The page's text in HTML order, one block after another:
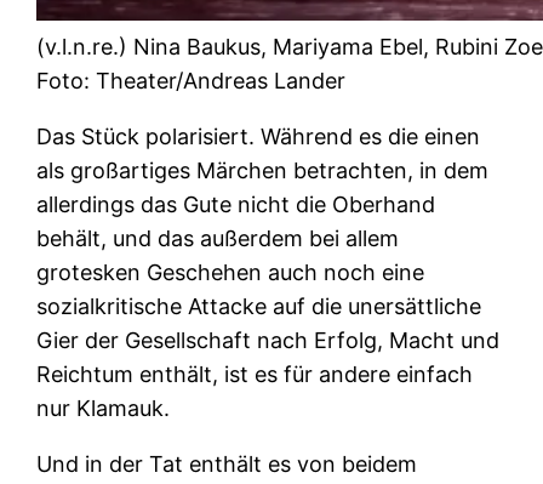
(v.l.n.re.) Nina Baukus, Mariyama Ebel, Rubini
Foto: Theater/Andreas Lander
Das Stück polarisiert. Während es die einen
als großartiges Märchen betrachten, in dem
allerdings das Gute nicht die Oberhand
behält, und das außerdem bei allem
grotesken Geschehen auch noch eine
sozialkritische Attacke auf die unersättliche
Gier der Gesellschaft nach Erfolg, Macht und
Reichtum enthält, ist es für andere einfach
nur Klamauk.
Und in der Tat enthält es von beidem